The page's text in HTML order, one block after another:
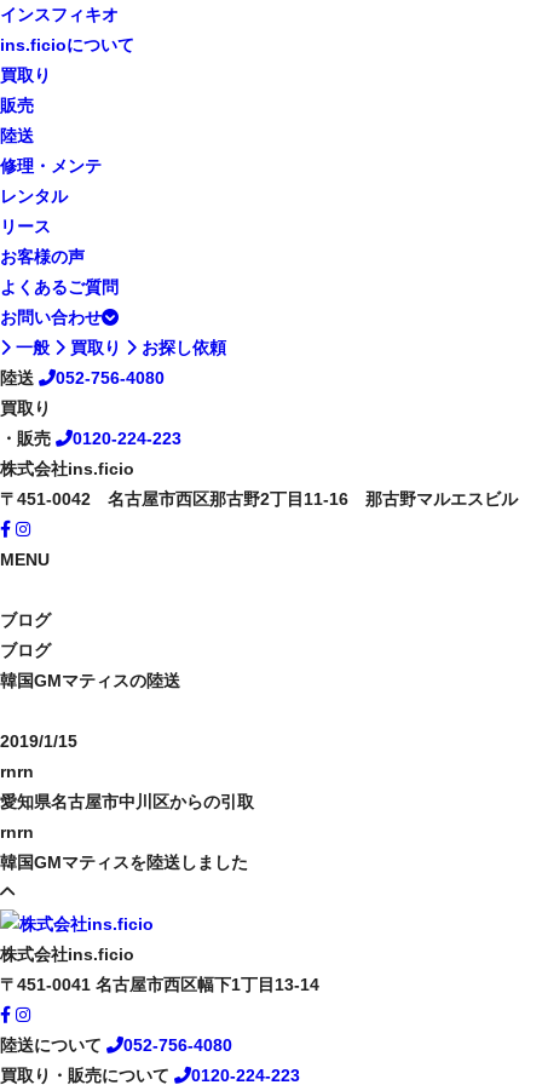
インスフィキオ
ins.ficioについて
買取り
販売
陸送
修理・メンテ
レンタル
リース
お客様の声
よくあるご質問
お問い合わせ
一般
買取り
お探し依頼
陸送
052-756-4080
買取り
・販売
0120-224-223
株式会社ins.ficio
〒451-0042 名古屋市西区那古野2丁目11-16 那古野マルエスビル
MENU
ブログ
ブログ
韓国GMマティスの陸送
2019/1/15
rnrn
愛知県名古屋市中川区からの引取
rnrn
韓国GMマティスを陸送しました
株式会社ins.ficio
〒451-0041 名古屋市西区幅下1丁目13-14
陸送について
052-756-4080
買取り・販売について
0120-224-223